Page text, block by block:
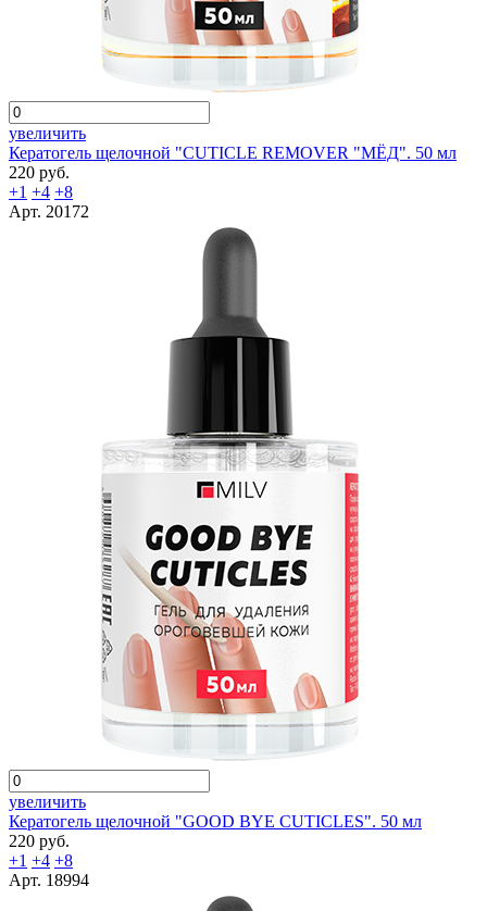
увеличить
Кератогель щелочной "CUTICLE REMOVER "МЁД". 50 мл
220 руб.
+1 +4 +8
Арт. 20172
увеличить
Кератогель щелочной "GOOD BYE CUTICLES". 50 мл
220 руб.
+1 +4 +8
Арт. 18994